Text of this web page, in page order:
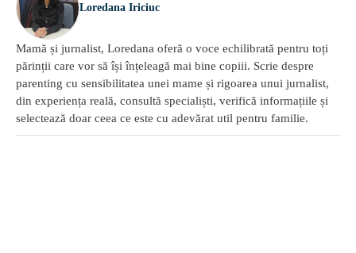
Loredana Iriciuc
Mamă și jurnalist, Loredana oferă o voce echilibrată pentru toți
părinții care vor să își înțeleagă mai bine copiii. Scrie despre
parenting cu sensibilitatea unei mame și rigoarea unui jurnalist,
din experiența reală, consultă specialiști, verifică informațiile și
selectează doar ceea ce este cu adevărat util pentru familie.